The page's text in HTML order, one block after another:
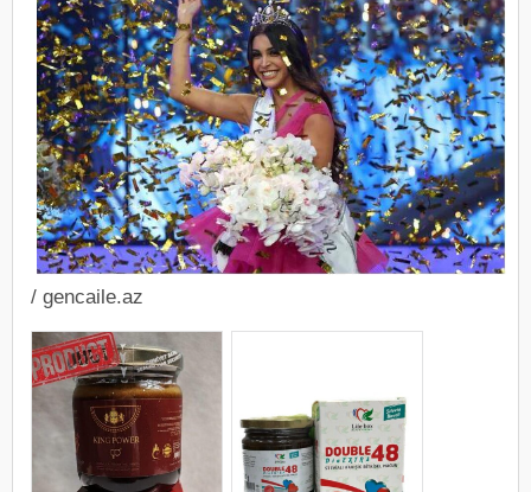
/ gencaile.az